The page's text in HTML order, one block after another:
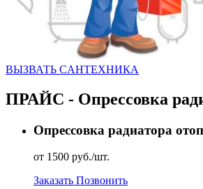
ВЫЗВАТЬ CАНТЕХНИКА
ПРАЙС - Опрессовка
Опрессовка радиатора
от 1500 руб./шт.
Заказать Позвонить